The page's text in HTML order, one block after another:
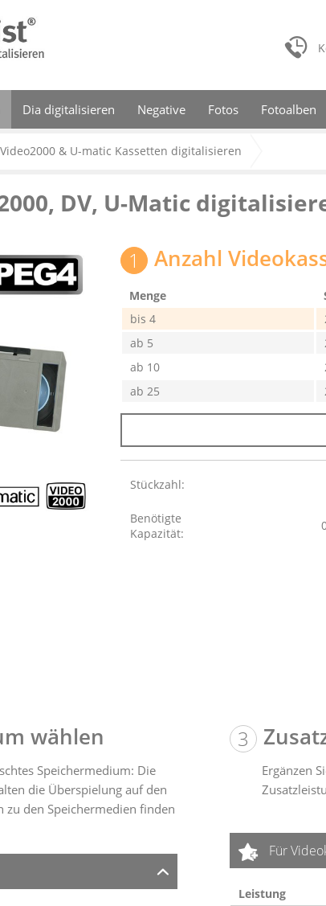
Dia digitalisieren Negative Fotos Fotoalben
& U-matic Kassetten digitalisieren
DV, U-Matic
Anzahl
Menge
bis4
ab 5
ab 10
ab25
Stückzahl:
Benötigte
Kapazität:
wählen
Speichermedium: Die
die Überspielung auf den
den Speichermedien finden
Ergänzen
Für
Leistung